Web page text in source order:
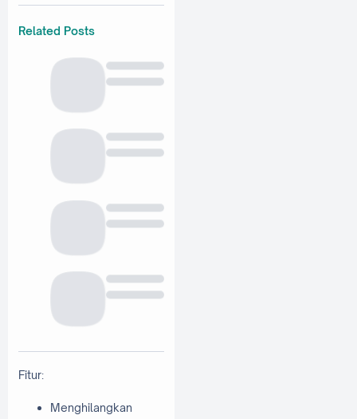
Related Posts
Fitur:
Menghilangkan